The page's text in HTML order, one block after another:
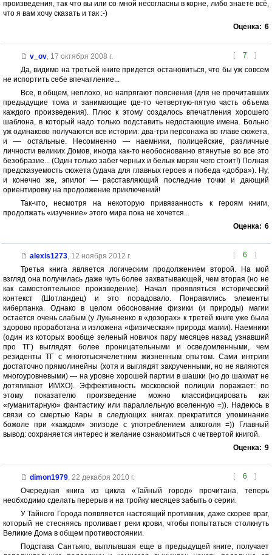
произведения, так что вы или со мной несогласны в корне, либо знаете всё,
что я вам хочу сказать и так :-)
Оценка: 6
[ 7 ]
v_ov, 17 октября 2008 г.
Да, видимо на третьей книге придется остановиться, что бы уж совсем
не испортить себе впечатление...
Все, в общем, неплохо, но напрягают пояснения (для не прочитавших
предыдущие тома и занимающие где-то четвертую-пятую часть объема
каждого произведения). Плюс к этому создалось впечатления хорошего
шаблона, в который надо только подставить недостающие имена. Больно
уж одинаково получаются все истории: два-три персонажа во главе сюжета,
и — остальные. Несомненно — наемники, полицейские, различные
личности великих Домов, иногда как-то необоснованно втянутые во все это
безобразие... (Один только забег черных и белых морян чего стоит!) Полная
предсказуемость сюжета (удача для главных героев и победа «добра»). Ну,
и конечно же, эпилог — расставляющий последние точки и дающий
ориентировку на продолжение приключений!
Так-что, несмотря на некоторую привязанность к героям книги,
продолжать «изучение» этого мира пока не хочется...
Оценка: 6
[ 6 ]
alexis1273, 12 ноября 2012 г.
Третья книга является логическим продолжением второй. На мой
взгляд она получилась даже чуть более захватывающей, чем вторая (но не
как самостоятельное произведение). Начал проявляться исторический
контекст (Шотландец) и это порадовало. Понравились элементы
киберпанка. Однако в целом обоснование физики (и природы) магии
остается очень слабым (у Лукьяненко в «дозорах» к третей книге уже была
здорово проработана и изложена «физическая» природа магии). Наемники
(один из которых вообще зеленый новичок пару месяцев назад узнавший
про ТГ) выглядят более проницательными и осведомленными, чем
резиденты ТГ с многотысячелетним жизненным опытом. Сами интриги
достаточно прямолинейны (хотя и выглядят закрученными, но не являются
многоуровневыми) — на уровне хорошей партии в шашки (но до шахмат не
дотягивают ИМХО). Эффективность московской полиции поражает: по
этому показателю произведение можно классифицировать как
«гуманитарную» фантастику или параллельную вселенную =)). Надеюсь в
связи со смертью Кары в следующих книгах прекратится упоминание
божоле при «каждом» эпизоде с употреблением алкоголя =)) Главный
вывод: сохраняется интерес и желание ознакомиться с четвертой книгой.
Оценка: 9
[ 6 ]
dimon1979, 22 декабря 2010 г.
Очередная книга из цикла «Тайный город» прочитана, теперь
необходимо сделать перерыв и на тройку месяцев забыть о серии.
У Тайного Города появляется настоящий противник, даже скорее враг,
который не стесняясь проливает реки крови, чтобы попытаться столкнуть
Великие Дома в общем противостоянии.
Подстава Сантьяго, выплывшая еще в предыдущей книге, получает